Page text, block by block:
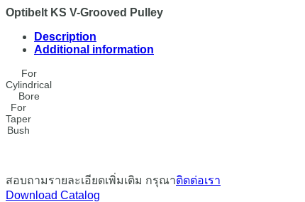
Optibelt KS V-Grooved Pulley
Description
Additional information
For
Cylindrical
Bore
For
Taper
Bush
สอบถามรายละเอียดเพิ่มเติม กรุณาติดต่อเรา
Download Catalog